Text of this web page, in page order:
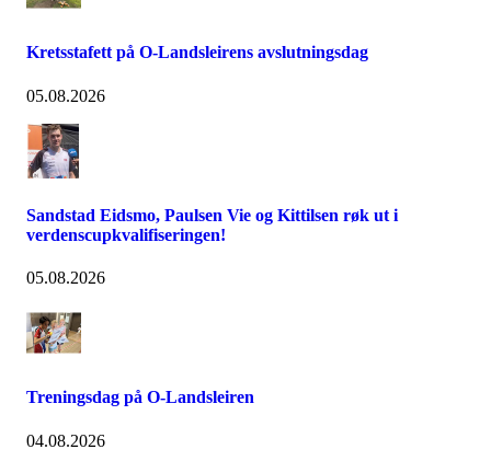
Kretsstafett på O-Landsleirens avslutningsdag
05.08.2026
Sandstad Eidsmo, Paulsen Vie og Kittilsen røk ut i
verdenscupkvalifiseringen!
05.08.2026
Treningsdag på O-Landsleiren
04.08.2026